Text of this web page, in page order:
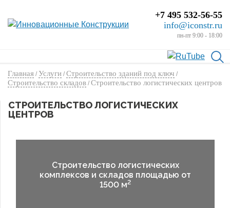
+7 495 532-56-55
info@iconstr.ru
пн-пт 9:00 - 18:00
Главная / Услуги / Строительство зданий под ключ /
Строительство складов / Строительство логистических центров
СТРОИТЕЛЬСТВО ЛОГИСТИЧЕСКИХ
ЦЕНТРОВ
Строительство логистических
комплексов и складов площадью от
1500 м2